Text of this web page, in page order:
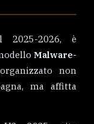
2025-2026, è
Malware-
non
ma affitta